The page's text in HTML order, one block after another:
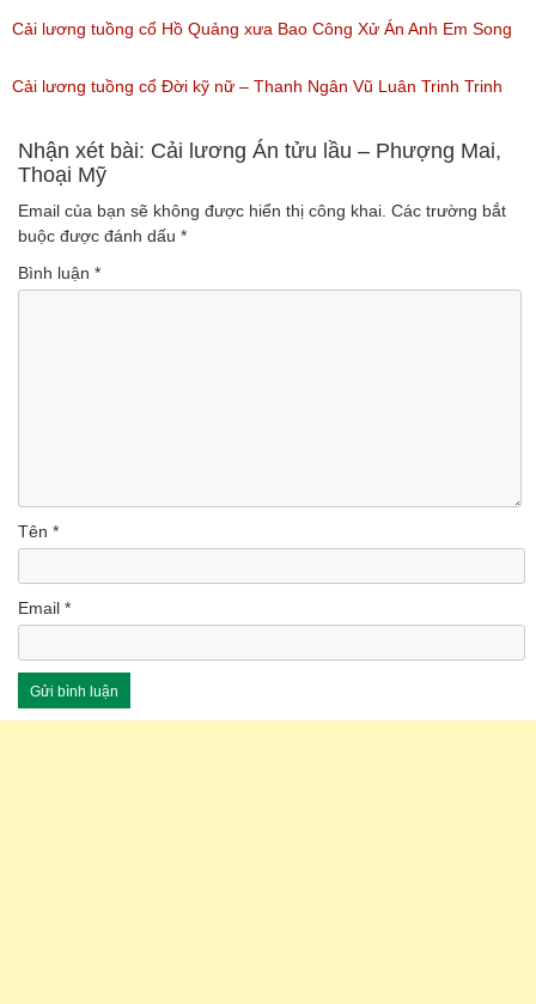
(Lượt nghe: 216)
146)
Cải lương tuồng cổ Hồ Quảng xưa Bao Công Xử Án Anh Em Song
Sinh
(Lượt nghe: 228)
Cải lương tuồng cổ Đời kỹ nữ – Thanh Ngân Vũ Luân Trinh Trinh
Cải Lương Hồ Quảng
(Lượt nghe: 157)
Nhận xét bài: Cải lương Án tửu lầu – Phượng Mai,
Thoại Mỹ
Email của bạn sẽ không được hiển thị công khai. Các trường bắt
buộc được đánh dấu *
Bình luận *
Tên *
Email *